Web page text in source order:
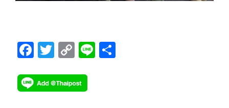
F
e
b
T
tt
er
C
p
y
Li